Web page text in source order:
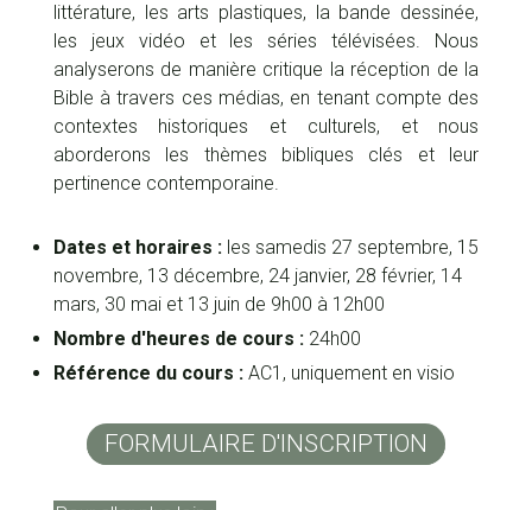
littérature, les arts plastiques, la bande dessinée,
les jeux vidéo et les séries télévisées. Nous
analyserons de manière critique la réception de la
Bible à travers ces médias, en tenant compte des
contextes historiques et culturels, et nous
aborderons les thèmes bibliques clés et leur
pertinence contemporaine.
Dates et horaires : les samedis 27 septembre, 15
novembre, 13 décembre, 24 janvier, 28 février, 14
mars, 30 mai et 13 juin de 9h00 à 12h00
Nombre d'heures de cours : 24h00
Référence du cours :AC1, uniquement en visio
FORMULAIRE D'INSCRIPTION